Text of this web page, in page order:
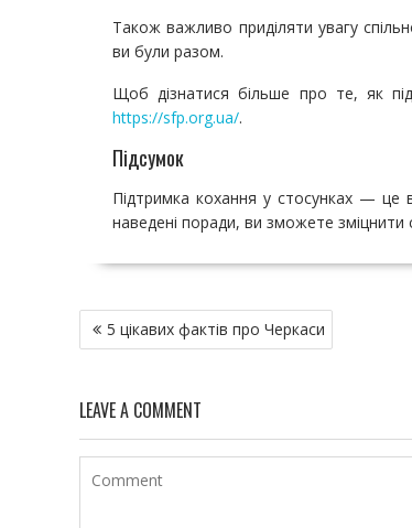
Також важливо приділяти увагу
ви були разом.
Щоб дізнатися більше про те, як
https://sfp.org.ua/.
Підсумок
Підтримка кохання у стосунках — це
наведені поради, ви зможете зміцнити
Н
а
и
г
а
5 цікавих фактів про Черкаси
LEAVE A COMMENT